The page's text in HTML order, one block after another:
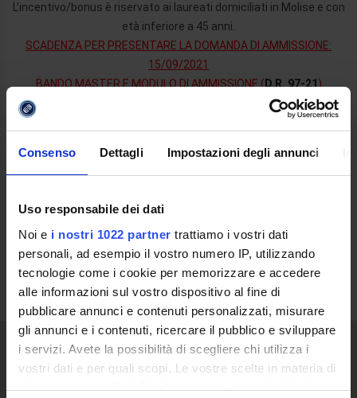
Consenso Dettagli Impostazioni degli annunci
Uso responsabile dei dati
Noi e i nostri 1022 partner trattiamo i vostri dati
personali, ad esempio il vostro numero IP, utilizzando
tecnologie come i cookie per memorizzare e accedere
alle informazioni sul vostro dispositivo al fine di
pubblicare annunci e contenuti personalizzati, misurare
gli annunci e i contenuti, ricercare il pubblico e sviluppare
i servizi. Avete la possibilità di scegliere chi utilizza i
vostri dati e per quali scopi. Le vostre scelte in materia di
privacy sono applicabili solo su questa proprietà digitale
L’incentivo/bonus è riservato ai laureati domiciliati in Molise e con
età inferiore a 45 anni.
SCADENZA PER PRESENTARE LA DOMANDA DI AMMISSIONE:
15/09/2021
BANDO MASTER E MODULO DI AMMISSIONE ( D.R. 97-21 )
D.R. 108-21)
Via G. Mazzini, n.80 - 86100 Campobasso (CB)
cli.ecampus@gmail.com
www.consorziodilibereimprese.com